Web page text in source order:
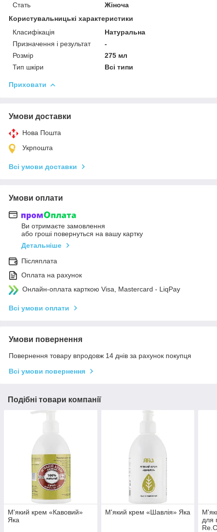
Стать
Жіноча
Користувальницькі характеристики
Класифікація
Натуральна
Призначення і результат
-
Розмір
275 мл
Тип шкіри
Всі типи
Приховати
Умови доставки
Нова Пошта
Укрпошта
Всі умови доставки
Умови оплати
Ви отримаєте замовлення
або гроші повернуться на вашу картку
Детальніше
Післяплата
Оплата на рахунок
Онлайн-оплата карткою Visa, Mastercard - LiqPay
Всі умови оплати
Умови повернення
Повернення товару впродовж 14 днів за рахунок покупця
Всі умови повернення
Подібні товари компанії
М'який крем «Кавовий»
Яка
М'який крем «Шавлія» Яка
для